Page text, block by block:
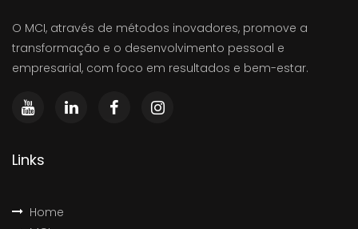
O MCI, através de métodos inovadores, promove a
transformação e o desenvolvimento pessoal e
empresarial, com foco em resultados e bem-estar.
Links
Home